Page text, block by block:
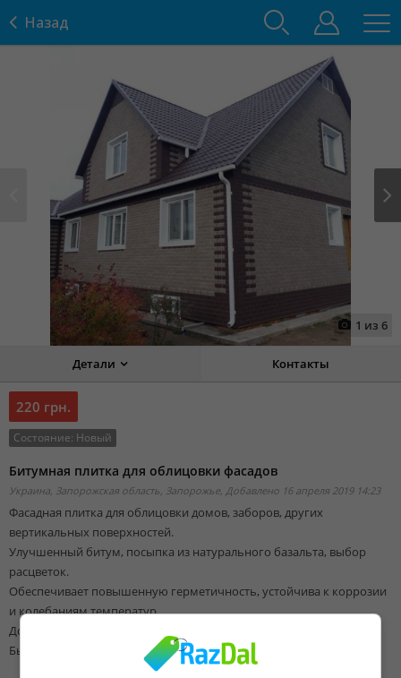
Назад
1 из 6
Детали Контакты
220 грн.
Состояние: Новый
Битумная плитка для облицовки фасадов
Украина, Запорожская область, Запорожье, Добавлено 16 апреля 2019 14:23
Фасадная плитка для облицовки домов, заборов, других
вертикальных поверхностей.
Улучшенный битум, посыпка из натурального базальта, выбор
расцветок.
Обеспечивает повышенную герметичность, устойчива к коррозии
и колебаниям температур.
Долговечная, не горит, не выгорает, не токсична.
Быстрый и легкий монтаж.